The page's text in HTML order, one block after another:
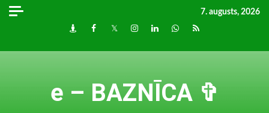
Skip
7. augusts, 2026
DraugiemFacebook
TwitterInstagram
LinkedInwhatsapp
RSS
e – BAZNĪCA ✞